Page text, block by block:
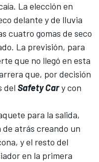
La elección en
delante y de lluvia
cuatro gomas de seco
La previsión, para
que no llegó en esta
que, por decisión
del Safety Cary con
para la salida,
atrás creando un
y el resto del
en la primera